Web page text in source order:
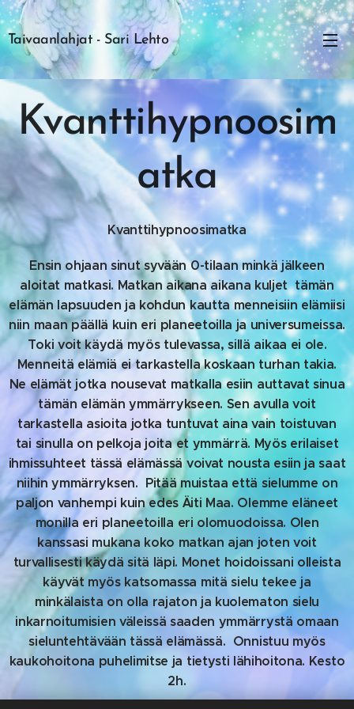
Taivaanlahjat - Sari Lehto
Kvanttihypnoosim
atka
Kvanttihypnoosimatka
Ensin ohjaan sinut syvään 0-tilaan minkä jälkeen
aloitat matkasi. Matkan aikana aikana kuljet tämän
elämän lapsuuden ja kohdun kautta menneisiin elämiisi
niin maan päällä kuin eri planeetoilla ja universumeissa.
Toki voit käydä myös tulevassa, sillä aikaa ei ole.
Menneitä elämiä ei tarkastella koskaan turhan takia.
Ne elämät jotka nousevat matkalla esiin auttavat sinua
tämän elämän ymmärrykseen. Sen avulla voit
tarkastella asioita jotka tuntuvat aina vain toistuvan
tai sinulla on pelkoja joita et ymmärrä. Myös erilaiset
ihmissuhteet tässä elämässä voivat nousta esiin ja saat
niihin ymmärryksen. Pitää muistaa että sielumme on
paljon vanhempi kuin edes Äiti Maa. Olemme eläneet
monilla eri planeetoilla eri olomuodoissa. Olen
kanssasi mukana koko matkan ajan joten voit
turvallisesti käydä sitä läpi. Monet hoidoissani olleista
käyvät myös katsomassa mitä sielu tekee ja
minkälaista on olla rajaton ja kuolematon sielu
inkarnoitumisien väleissä saaden ymmärrystä omaan
sieluntehtävään tässä elämässä. Onnistuu myös
kaukohoitona puhelimitse ja tietysti lähihoitona. Kesto
2h.